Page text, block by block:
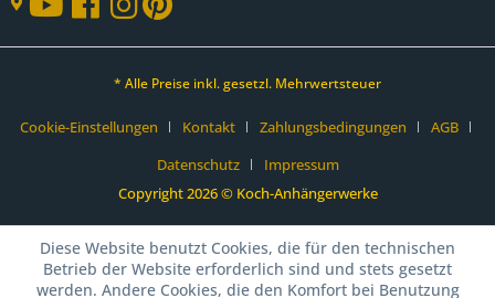
* Alle Preise inkl. gesetzl. Mehrwertsteuer
Cookie-Einstellungen Kontakt Zahlungsbedingungen
AGB
Datenschutz
Impressum
Copyright 2026 © Koch-Anhängerwerke
Diese Website benutzt Cookies, die für den technischen
Betrieb der Website erforderlich sind und stets gesetzt
werden. Andere Cookies, die den Komfort bei Benutzung